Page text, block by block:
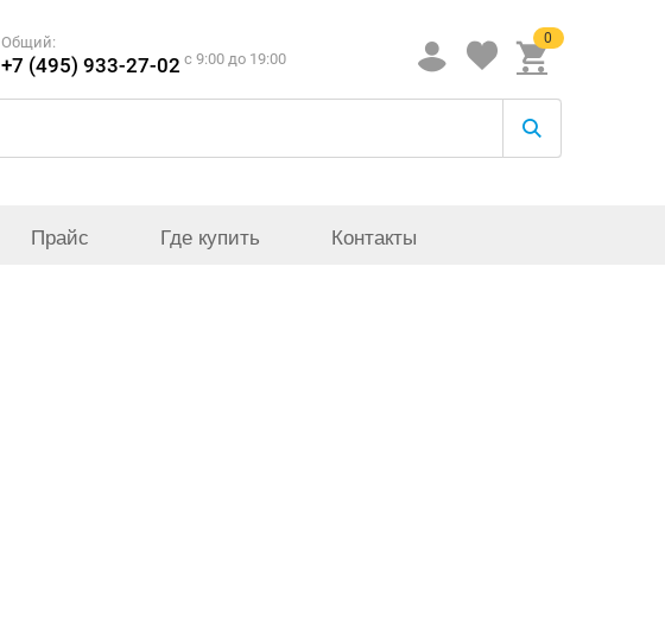
Общий:
+7 (495) 933-27-02 c 9:00 до 19:00
0
Прайс Где купить Контакты